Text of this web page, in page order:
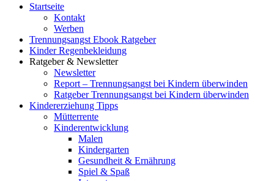
Startseite
Kontakt
Werben
Trennungsangst Ebook Ratgeber
Kinder Regenbekleidung
Ratgeber & Newsletter
Newsletter
Report – Trennungsangst bei Kindern überwinden
Ratgeber Trennungsangst bei Kindern überwinden
Kindererziehung Tipps
Mütterrente
Kinderentwicklung
Malen
Kindergarten
Gesundheit & Ernährung
Spiel & Spaß